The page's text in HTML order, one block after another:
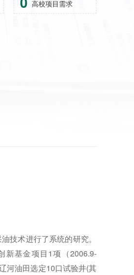
高校项目需求
技术进行了系统的研究。
新基金项目1项（2006.9-
河油田选定10口试验井(其